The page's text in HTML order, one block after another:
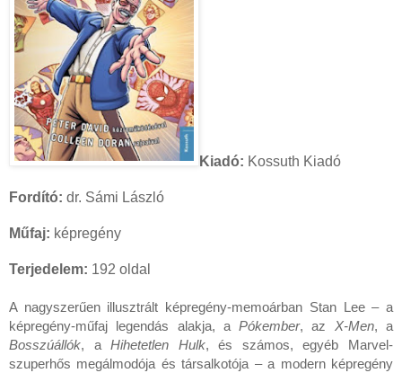
Kiadó: Kossuth Kiadó
Fordító: dr. Sámi László
Műfaj: képregény
Terjedelem: 192 oldal
A nagyszerűen illusztrált képregény-memoárban Stan Lee – a
képregény-műfaj legendás alakja, a Pókember, az X-Men
Bosszúállók, a Hihetetlen Hulk, és számos, egyéb Marvel-
szuperhős megálmodója és társalkotója – a modern képregény